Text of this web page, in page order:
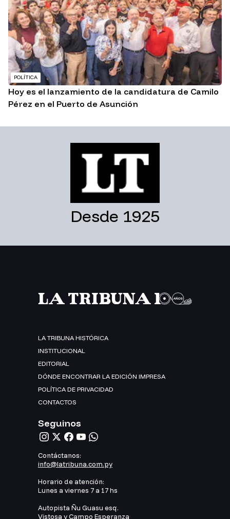
POLÍTICA
Hoy es el lanzamiento de la candidatura de Camilo
Pérez en el Puerto de Asunción
Desde 1925
LA TRIBUNA HISTÓRICA
INSTITUCIONAL
EDITORIAL
DÓNDE ENCONTRAR LA EDICIÓN IMPRESA
POLÍTICA DE PRIVACIDAD
CONTACTOS
Seguinos
Contáctanos:
info@latribuna.com.py
Horario de atención:
Lunes a viernes 7 a 17 hs
Autopista Ñu Guasu esq.
Vistosa y Campo Esperanza